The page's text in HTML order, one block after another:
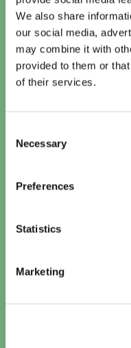
We also share
our social media,
may combine it with
provided to them or
of their services.
Selection
Necessary
Preferences
Statistics
Marketing
6 Stills
Te zien bij Cinema De
15:10